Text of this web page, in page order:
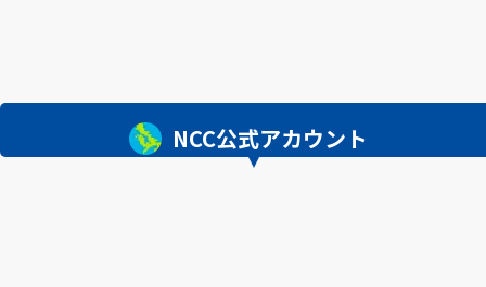
NCC公式アカウント